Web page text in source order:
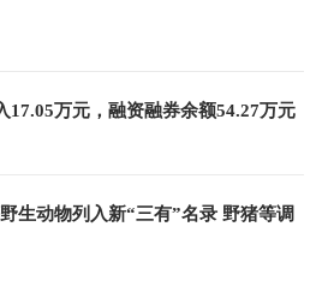
17.05万元，融资融券余额54.27万元
生动物列入新“三有”名录 野猪等调